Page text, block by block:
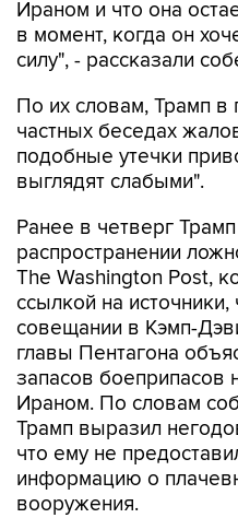
Ираном и что она
в момент, когда он
силу", - рассказали
По их словам, Трамп в
частных беседах
подобные утечки
выглядят слабыми".
Ранее в четверг
распространении
The Washington Post,
ссылкой на источники,
совещании в Кэмп-
главы Пентагона
запасов боеприпасов
Ираном. По словам
Трамп выразил
что ему не
информацию о
вооружения.